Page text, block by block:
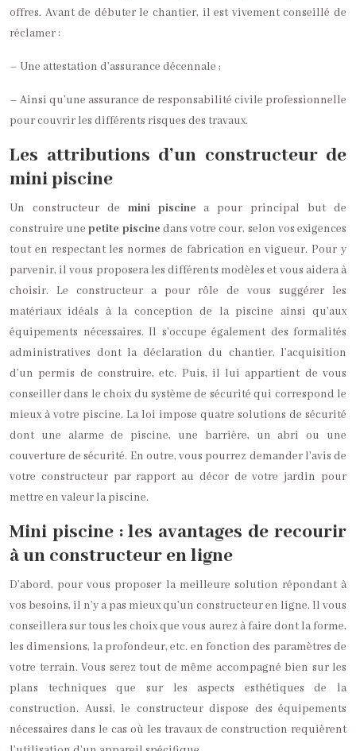
offres. Avant de débuter le chantier, il est vivement conseillé de
réclamer :
– Une attestation d’assurance décennale ;
– Ainsi qu’une assurance de responsabilité civile professionnelle
pour couvrir les différents risques des travaux.
Les attributions d’un constructeur de
mini piscine
Un constructeur de mini piscinea pour principal but de
construire unepetite piscine dans votre cour, selon vos exigences
tout en respectant les normes de fabrication en vigueur. Pour y
parvenir, il vous proposera les différents modèles et vous aidera à
choisir. Le constructeur a pour rôle de vous suggérer les
matériaux idéals à la conception de la piscine ainsi qu’aux
équipements nécessaires. Il s’occupe également des formalités
administratives dont la déclaration du chantier, l’acquisition
d’un permis de construire, etc. Puis, il lui appartient de vous
conseiller dans le choix du système de sécurité qui correspond le
mieux à votre piscine. La loi impose quatre solutions de sécurité
dont une alarme de piscine, une barrière, un abri ou une
couverture de sécurité. En outre, vous pourrez demander l’avis de
votre constructeur par rapport au décor de votre jardin pour
mettre en valeur la piscine.
Mini piscine : les avantages de recourir
à un constructeur en ligne
D’abord, pour vous proposer la meilleure solution répondant à
vos besoins, il n’y a pas mieux qu’un constructeur en ligne. Il vous
conseillera sur tous les choix que vous aurez à faire dont la forme,
les dimensions, la profondeur, etc. en fonction des paramètres de
votre terrain. Vous serez tout de même accompagné bien sur les
plans techniques que sur les aspects esthétiques de la
construction. Aussi, le constructeur dispose des équipements
nécessaires dans le cas où les travaux de construction requièrent